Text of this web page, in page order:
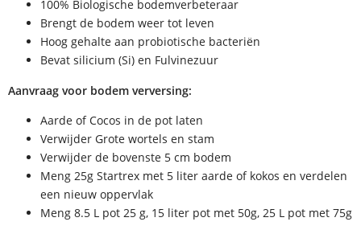
100% Biologische bodemverbeteraar
Brengt de bodem weer tot leven
Hoog gehalte aan probiotische bacteriën
Bevat silicium (Si) en Fulvinezuur
Aanvraag voor bodem verversing:
Aarde of Cocos in de pot laten
Verwijder Grote wortels en stam
Verwijder de bovenste 5 cm bodem
Meng 25g Startrex met 5 liter aarde of kokos en verdelen
een nieuw oppervlak
Meng 8.5 L pot 25 g, 15 liter pot met 50g, 25 L pot met 75g